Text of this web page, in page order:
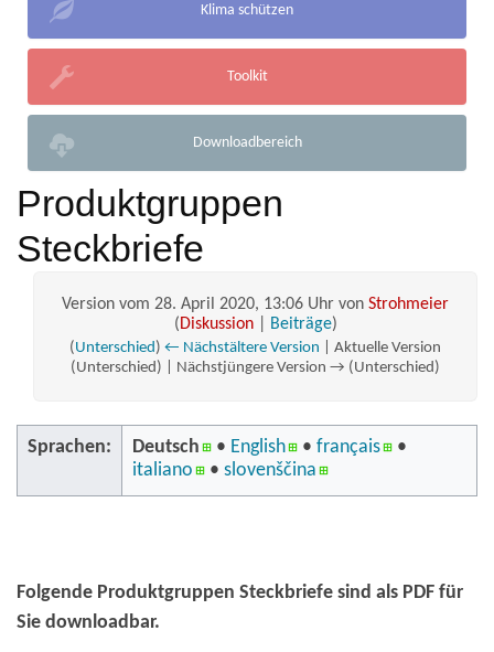
Klima schützen
Toolkit
Downloadbereich
Produktgruppen
Steckbriefe
Version vom 28. April 2020, 13:06 Uhr vonStrohmeier
(Diskussion| Beiträge)
(Unterschied)← Nächstältere Version | Aktuelle Version
(Unterschied) | Nächstjüngere Version → (Unterschied)
Sprachen: Deutsch • ‎ English • ‎ français
•
italiano • ‎ slovenščina
Folgende Produktgruppen Steckbriefe sind als PDF für
Sie downloadbar.